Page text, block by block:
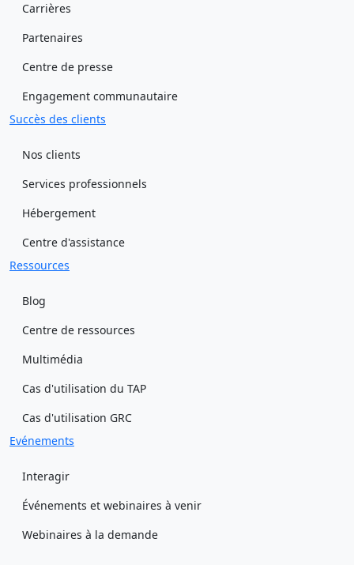
Carrières
Partenaires
Centre de presse
Engagement communautaire
Succès des clients
Nos clients
Services professionnels
Hébergement
Centre d'assistance
Ressources
Blog
Centre de ressources
Multimédia
Cas d'utilisation du TAP
Cas d'utilisation GRC
Evénements
Interagir
Événements et webinaires à venir
Webinaires à la demande